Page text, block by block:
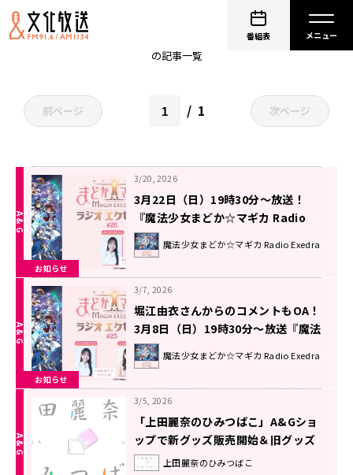
番組表
の記事一覧
前ページ 1 次ページ
お知らせ
3/20, 2026
3月22日（日）19時30分～放送！
『魔法少女まどか☆マギカ Radio
Exedra』第26回
魔法少女まどか☆マギカ Radio Exedra
お知らせ
3/7, 2026
堀江由衣さんからのコメントもOA！
3月8日（日）19時30分～放送『魔法
少女まどか☆マギカ Radio
Exedra』第25回
魔法少女まどか☆マギカ Radio Exedra
3/5, 2026
「上田麗奈のひみつばこ」A&Gショ
ップで新グッズ販売開始＆旧グッズ
セール開始上田麗奈のひみつばこ